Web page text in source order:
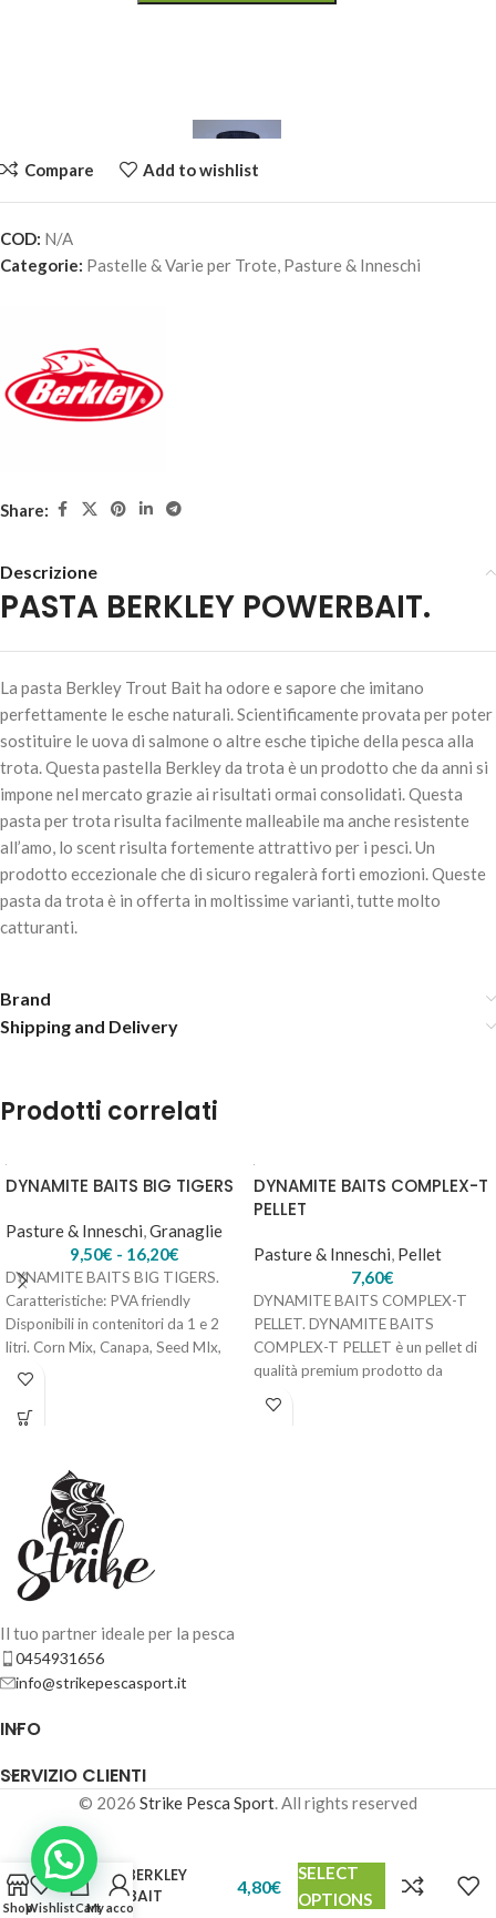
PASTA BERKLEY POWERBAIT – Glow/ShinwYel/White
4,80€ 20 disponibili
PASTA BERKLEY POWERBAIT – Glow/Green/White
4,80€ 20 disponibili
AGGIUNGI AL
CARRELLO
AGGIUNGI AL
CARRELLO
PASTA BERKLEY POWERBAIT – Munchy Melon
PASTA BERKLEY POWERBAIT – Orange Soda
4,80 20 disponibili
Compare Add to wishlist
COD: N/A
Categorie: Pastelle & Varie per Trote, Pasture & Inneschi
Share:
Descrizione
PASTA BERKLEY POWERBAIT.
La pasta Berkley Trout Bait ha odore e sapore che imitano
perfettamente le esche naturali. Scientificamente provata per poter
sostituire le uova di salmone o altre esche tipiche della pesca alla
trota. Questa pastella Berkley da trota è un prodotto che da anni si
impone nel mercato grazie ai risultati ormai consolidati. Questa
pasta per trota risulta facilmente malleabile ma anche resistente
all’amo, lo scent risulta fortemente attrattivo per i pesci. Un
prodotto eccezionale che di sicuro regalerà forti emozioni. Queste
pasta da trota è in offerta in moltissime varianti, tutte molto
catturanti.
Brand
Shipping and Delivery
Prodotti correlati
DYNAMITE BAITS BIG TIGERS
Pasture & Inneschi,Granaglie
9,50€ - 16,20€
DYNAMITE BAITS BIG TIGERS.
Caratteristiche: PVA friendly
Disponibili in contenitori da 1 e 2
litri. Corn Mix, Canapa, Seed MIx,
DYNAMITE BAITS COMPLEX-T
PELLET
Pasture & Inneschi, Pellet
7,60€
DYNAMITE BAITS COMPLEX-T
PELLET. DYNAMITE BAITS
COMPLEX-T PELLET è un pellet di
qualità premium prodotto da
Dynamite Baits con le
Il tuo partner ideale per la pesca
0454931656
info@strikepescasport.it
INFO
SERVIZIO CLIENTI
© 2026 Strike Pesca Sport. All rights reserved
PASTA BERKLEY
POWERBAIT
4,80€
SELECT
OPTIONS
ShopWishlistCartMy account